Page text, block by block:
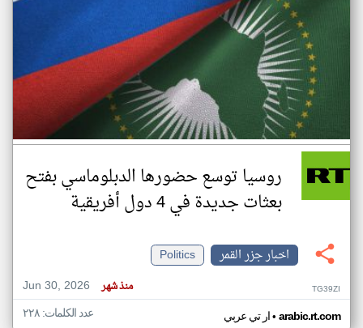
روسيا توسع حضورها الدبلوماسي بفتح
بعثات جديدة في 4 دول أفريقية
اخبار جزر القمر
Politics
Jun 30, 2026
منذ شهر TG39ZI
ار تي عربي• arabic.rt.com عدد الكلمات: ٢٢٨